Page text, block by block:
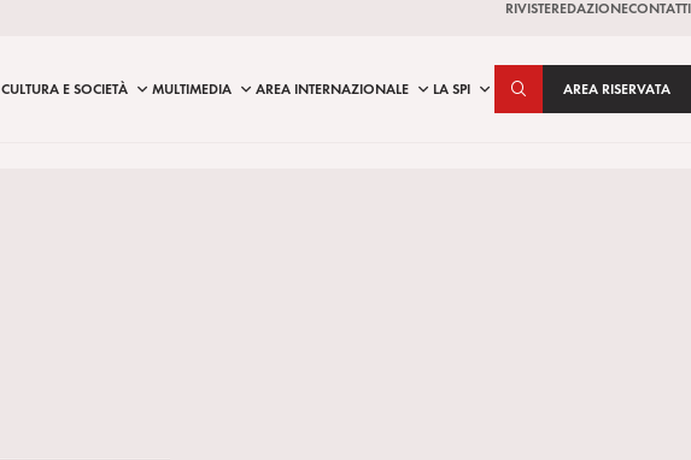
RIVISTEREDAZIONECONTATTI
CULTURA E SOCIETÀ MULTIMEDIA AREA INTERNAZIONALE LA SPI AREA RISERVATA